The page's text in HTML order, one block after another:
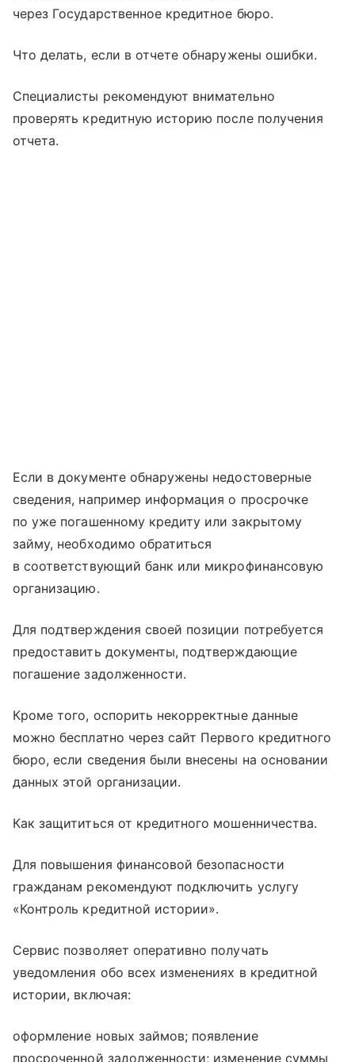
через Государственное кредитное бюро.
Что делать, если в отчете обнаружены ошибки.
Специалисты рекомендуют внимательно
проверять кредитную историю после получения
отчета.
Если в документе обнаружены недостоверные
сведения, например информация о просрочке
по уже погашенному кредиту или закрытому
займу, необходимо обратиться
в соответствующий банк или микрофинансовую
организацию.
Для подтверждения своей позиции потребуется
предоставить документы, подтверждающие
погашение задолженности.
Кроме того, оспорить некорректные данные
можно бесплатно через сайт Первого кредитного
бюро, если сведения были внесены на основании
данных этой организации.
Как защититься от кредитного мошенничества.
Для повышения финансовой безопасности
гражданам рекомендуют подключить услугу
«Контроль кредитной истории».
Сервис позволяет оперативно получать
уведомления обо всех изменениях в кредитной
истории, включая:
оформление новых займов; появление
просроченной задолженности; изменение суммы